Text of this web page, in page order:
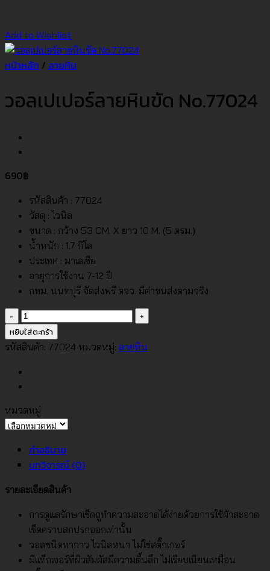
Add to Wishlist
หน้าหลัก / ลายหิน
วอลเปเปอร์ลายหินขัด No.77024
690฿
รหัสสินค้า : 77024
วัสดุ : ไวนิล
ขนาด : กว้าง 53 CM. X ยาว 10 M. (5 ตรม.)
น้ำหนัก : 1.7 กิโล
ประเทศ : มาเลเซีย
อายุการใช้งาน 7-12 ปี
กทม. นนทบุรี จัดส่งฟรี ตจว. มีค่าขนส่งตามจริง
จำนวน
วอลเปเปอร์
ลาย
ขัด
No.77024
ชิ้น
หยิบใส่ตะกร้า
รหัสสินค้า: 77024 หมวดหมู่: ลายหิน
หมวดหมู่
หมวด
คำอธิบาย
บทวิจารณ์ (0)
รายละเอียดสินค้า
การดูแลรักษาเช็ดถูทำความสะอาดได้ง่ายด้วยการใช้ผ้าสะอาด
เช็ดคราบสกปรกออกเท่านั้น
วอลชนิดทากาว ไวนิลหนา ไม่ใช่สติ๊กเกอร์
มีแท็กเจอร์ที่ผิวสัมผัสมีความตื้นลึก ไม่เรียบเนียนเหมือน